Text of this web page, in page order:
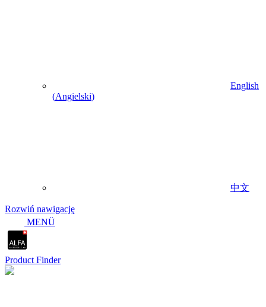
English
(Angielski)
中文
Rozwiń nawigację
MENÜ
Product Finder